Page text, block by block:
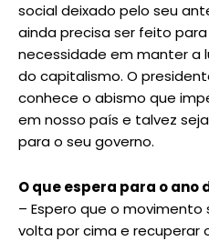
social deixado pelo seu
ainda precisa ser feito
necessidade em manter a
do capitalismo. O
conhece o abismo que
em nosso país e talvez
para o seu governo.
O que espera para o ano
– Espero que o movimento
volta por cima e recuperar